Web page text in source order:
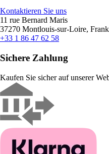
Kontaktieren Sie uns
11 rue Bernard Maris
37270 Montlouis-sur-Loire,
+33 1 86 47 62 58
Sichere Zahlung
Kaufen Sie sicher auf unserer